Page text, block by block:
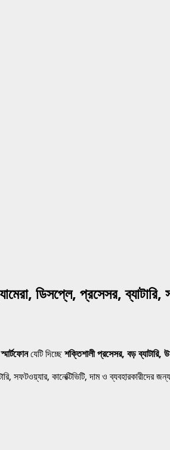
ডিসপ্লে, প্রসেসর, ব্যাটারি,
যেটি দিচ্ছেশক্তিশালী প্রসেসর, বড় ব্যাটারি,
সফটওয়্যার, কানেক্টিভিটি, দাম ও ব্যবহারকারীদের